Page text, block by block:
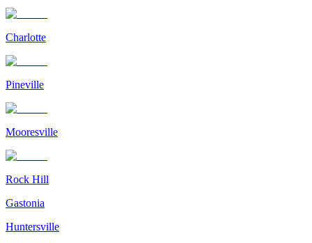
Charlotte
Pineville
Mooresville
Rock Hill
Gastonia
Huntersville